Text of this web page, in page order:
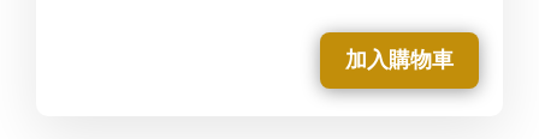
加入購物車